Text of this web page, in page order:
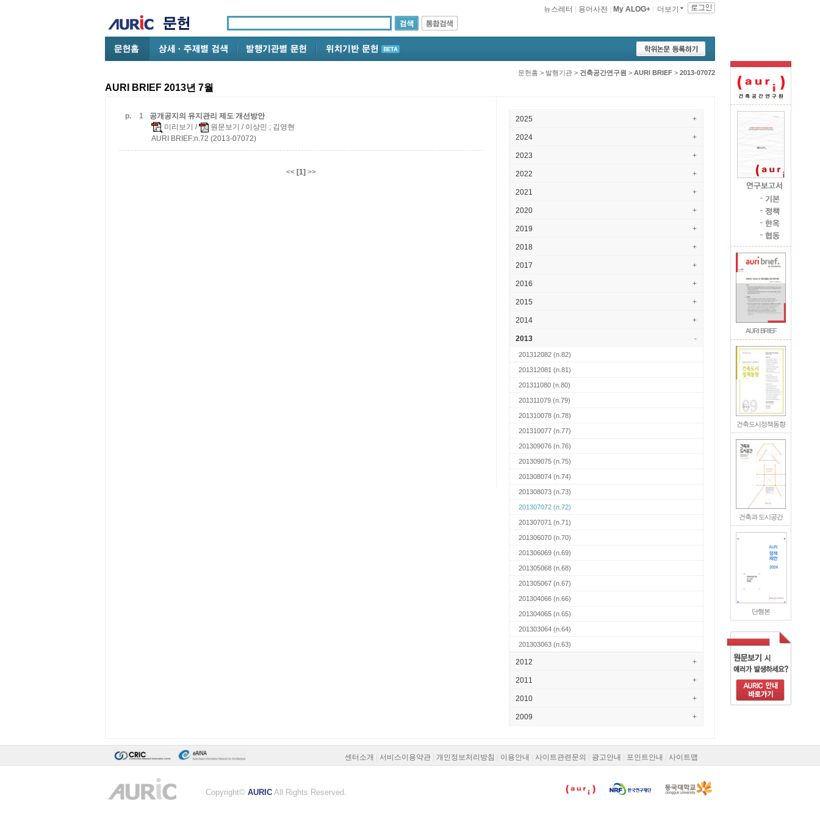
AURI BRIEF
건축도시정책동향
건축과 도시공간
단행본
더보기
My ALOG+
용어사전
뉴스레터
문헌홈 > 발행기관 > 건축공간연구원 > AURI BRIEF > 2013-07072
AURI BRIEF 2013년 7월
p. 1
공개공지의 유지관리 제도 개선방안
미리보기 / 원문보기 / 이상민 ; 김영현
AURI BRIEF:n.72 (2013-07072)
<< [1] >>
2025 +
2024 +
2023 +
2022 +
2021 +
2020 +
2019 +
2018 +
2017 +
2016 +
2015 +
2014 +
2013 -
201312082 (n.82)
201312081 (n.81)
201311080 (n.80)
201311079 (n.79)
201310078 (n.78)
201310077 (n.77)
201309076 (n.76)
201309075 (n.75)
201308074 (n.74)
201308073 (n.73)
201307072 (n.72)
201307071 (n.71)
201306070 (n.70)
201306069 (n.69)
201305068 (n.68)
201305067 (n.67)
201304066 (n.66)
201304065 (n.65)
201303064 (n.64)
201303063 (n.63)
2012 +
2011 +
2010 +
2009 +
센터소개 서비스이용약관 개인정보처리방침 이용안내 사이트관련문의 광고안내 포인트안내 사이트맵
Copyright© AURIC All Rights Reserved.